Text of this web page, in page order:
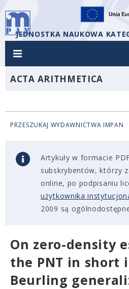
JEDNOSTKA NAUKOWA
ACTA ARITHMETICA
PRZESZUKAJ WYDAWNICTWA IMPAN
Artykuły w formacie
subskrybentów, którzy
online, po podpisaniu
użytkownika
2009 są
On zero-density
the PNT in short
Beurling